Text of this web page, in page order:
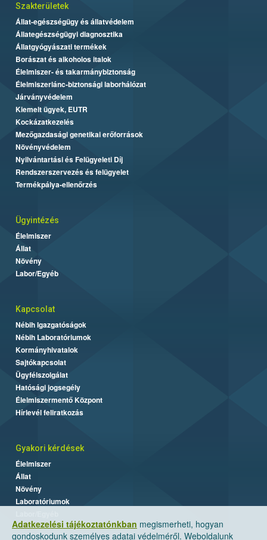
Adatkezelési tájékoztatónkban megismerheti, hogyan
gondoskodunk személyes adatai védelméről. Weboldalunk
Szakterületek
Állat-egészségügy és állatvédelem
Állategészségügyi diagnosztika
Állatgyógyászati termékek
Borászat és alkoholos italok
Élelmiszer- és takarmánybiztonság
Élelmiszerlánc-biztonsági laborhálózat
Járványvédelem
Kiemelt ügyek, EUTR
Kockázatkezelés
Mezőgazdasági genetikai erőforrások
Növényvédelem
Nyilvántartási és Felügyeleti Díj
Rendszerszervezés és felügyelet
Termékpálya-ellenőrzés
Ügyintézés
Élelmiszer
Állat
Növény
Labor/Egyéb
Kapcsolat
Nébih Igazgatóságok
Nébih Laboratóriumok
Kormányhivatalok
Sajtókapcsolat
Ügyfélszolgálat
Hatósági jogsegély
Élelmiszermentő Központ
Hírlevél feliratkozás
Gyakori kérdések
Élelmiszer
Állat
Növény
Laboratóriumok